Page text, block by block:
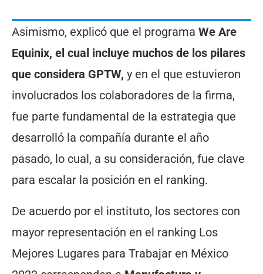
Asimismo, explicó que el programa We Are
Equinix, el cual incluye muchos de los pilares
que considera GPTW, y en el que estuvieron
involucrados los colaboradores de la firma,
fue parte fundamental de la estrategia que
desarrolló la compañía durante el año
pasado, lo cual, a su consideración, fue clave
para escalar la posición en el ranking.
De acuerdo por el instituto, los sectores con
mayor representación en el ranking Los
Mejores Lugares para Trabajar en México